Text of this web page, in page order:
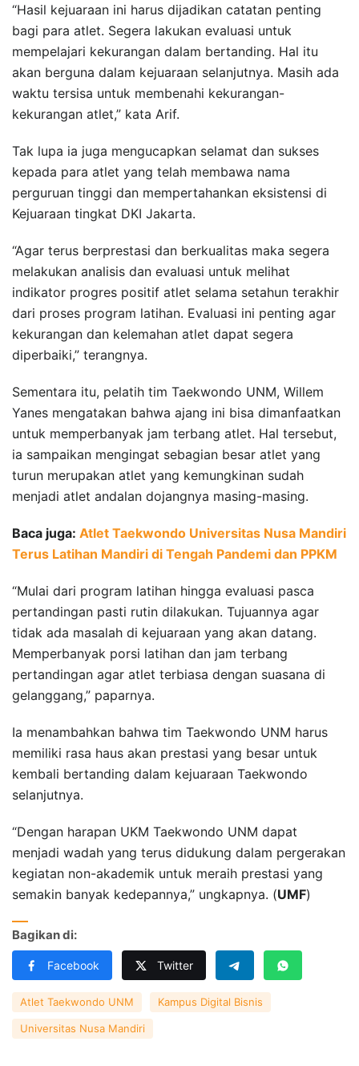
“Hasil kejuaraan ini harus dijadikan catatan penting
bagi para atlet. Segera lakukan evaluasi untuk
mempelajari kekurangan dalam bertanding. Hal itu
akan berguna dalam kejuaraan selanjutnya. Masih ada
waktu tersisa untuk membenahi kekurangan-
kekurangan atlet,” kata Arif.
Tak lupa ia juga mengucapkan selamat dan sukses
kepada para atlet yang telah membawa nama
perguruan tinggi dan mempertahankan eksistensi di
Kejuaraan tingkat DKI Jakarta.
“Agar terus berprestasi dan berkualitas maka segera
melakukan analisis dan evaluasi untuk melihat
indikator progres positif atlet selama setahun terakhir
dari proses program latihan. Evaluasi ini penting agar
kekurangan dan kelemahan atlet dapat segera
diperbaiki,” terangnya.
Sementara itu, pelatih tim Taekwondo UNM, Willem
Yanes mengatakan bahwa ajang ini bisa dimanfaatkan
untuk memperbanyak jam terbang atlet. Hal tersebut,
ia sampaikan mengingat sebagian besar atlet yang
turun merupakan atlet yang kemungkinan sudah
menjadi atlet andalan dojangnya masing-masing.
Baca juga: Atlet Taekwondo Universitas Nusa Mandiri
Terus Latihan Mandiri di Tengah Pandemi dan PPKM
“Mulai dari program latihan hingga evaluasi pasca
pertandingan pasti rutin dilakukan. Tujuannya agar
tidak ada masalah di kejuaraan yang akan datang.
Memperbanyak porsi latihan dan jam terbang
pertandingan agar atlet terbiasa dengan suasana di
gelanggang,” paparnya.
Ia menambahkan bahwa tim Taekwondo UNM harus
memiliki rasa haus akan prestasi yang besar untuk
kembali bertanding dalam kejuaraan Taekwondo
selanjutnya.
“Dengan harapan UKM Taekwondo UNM dapat
menjadi wadah yang terus didukung dalam pergerakan
kegiatan non-akademik untuk meraih prestasi yang
semakin banyak kedepannya,” ungkapnya. (UMF)
Bagikan di:
Facebook Twitter
Atlet Taekwondo UNM Kampus Digital Bisnis
Universitas Nusa Mandiri